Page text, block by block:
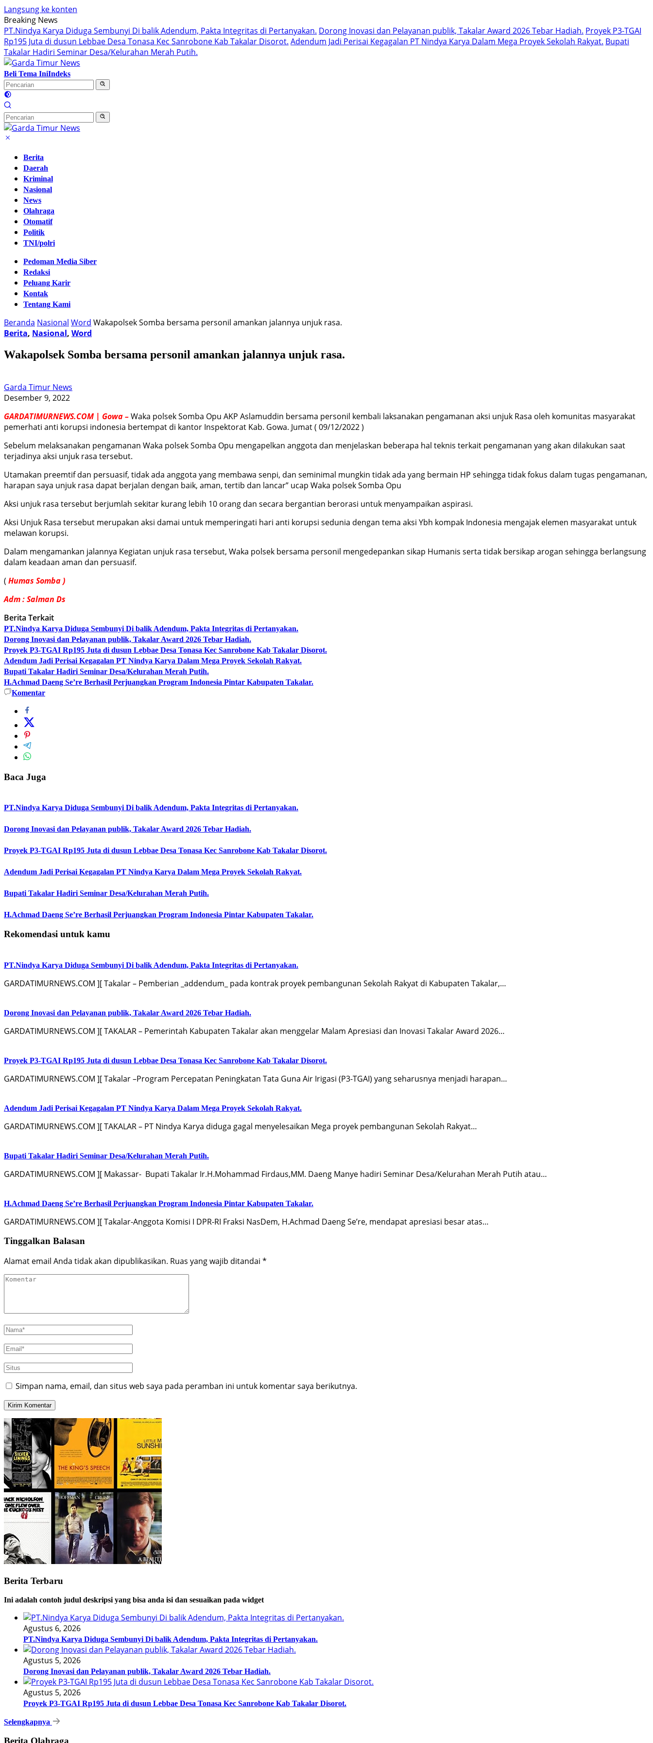
Langsung ke konten
Breaking News
PT.Nindya Karya Diduga Sembunyi Di balik Adendum, Pakta Integritas di Pertanyakan. Dorong Inovasi dan Pelayanan publik, Takalar Award 2026 Tebar Hadiah. Proyek P3-TGAI
Rp195 Juta di dusun Lebbae Desa Tonasa Kec Sanrobone Kab Takalar Disorot. Adendum Jadi Perisai Kegagalan PT Nindya Karya Dalam Mega Proyek Sekolah Rakyat. Bupati
Takalar Hadiri Seminar Desa/Kelurahan Merah Putih.
Beli Tema IniIndeks
Berita
Daerah
Kriminal
Nasional
News
Olahraga
Otomatif
Politik
TNI/polri
Pedoman Media Siber
Redaksi
Peluang Karir
Kontak
Tentang Kami
Beranda Nasional Word Wakapolsek Somba bersama personil amankan jalannya unjuk rasa.
Berita, Nasional, Word
Wakapolsek Somba bersama personil amankan jalannya unjuk rasa.
Garda Timur News
Desember 9, 2022
GARDATIMURNEWS.COM | Gowa –Waka polsek Somba Opu AKP Aslamuddin bersama personil kembali laksanakan pengamanan aksi unjuk Rasa oleh komunitas masyarakat
pemerhati anti korupsi indonesia bertempat di kantor Inspektorat Kab. Gowa. Jumat ( 09/12/2022 )
Sebelum melaksanakan pengamanan Waka polsek Somba Opu mengapelkan anggota dan menjelaskan beberapa hal teknis terkait pengamanan yang akan dilakukan saat
terjadinya aksi unjuk rasa tersebut.
Utamakan preemtif dan persuasif, tidak ada anggota yang membawa senpi, dan seminimal mungkin tidak ada yang bermain HP sehingga tidak fokus dalam tugas pengamanan,
harapan saya unjuk rasa dapat berjalan dengan baik, aman, tertib dan lancar” ucap Waka polsek Somba Opu
Aksi unjuk rasa tersebut berjumlah sekitar kurang lebih 10 orang dan secara bergantian berorasi untuk menyampaikan aspirasi.
Aksi Unjuk Rasa tersebut merupakan aksi damai untuk memperingati hari anti korupsi sedunia dengan tema aksi Ybh kompak Indonesia mengajak elemen masyarakat untuk
melawan korupsi.
Dalam mengamankan jalannya Kegiatan unjuk rasa tersebut, Waka polsek bersama personil mengedepankan sikap Humanis serta tidak bersikap arogan sehingga berlangsung
dalam keadaan aman dan persuasif.
( Humas Somba )
Adm : Salman Ds
Berita Terkait
PT.Nindya Karya Diduga Sembunyi Di balik Adendum, Pakta Integritas di Pertanyakan.
Dorong Inovasi dan Pelayanan publik, Takalar Award 2026 Tebar Hadiah.
Proyek P3-TGAI Rp195 Juta di dusun Lebbae Desa Tonasa Kec Sanrobone Kab Takalar Disorot.
Adendum Jadi Perisai Kegagalan PT Nindya Karya Dalam Mega Proyek Sekolah Rakyat.
Bupati Takalar Hadiri Seminar Desa/Kelurahan Merah Putih.
H.Achmad Daeng Se’re Berhasil Perjuangkan Program Indonesia Pintar Kabupaten Takalar.
Komentar
Baca Juga
PT.Nindya Karya Diduga Sembunyi Di balik Adendum, Pakta Integritas di Pertanyakan.
Dorong Inovasi dan Pelayanan publik, Takalar Award 2026 Tebar Hadiah.
Proyek P3-TGAI Rp195 Juta di dusun Lebbae Desa Tonasa Kec Sanrobone Kab Takalar Disorot.
Adendum Jadi Perisai Kegagalan PT Nindya Karya Dalam Mega Proyek Sekolah Rakyat.
Bupati Takalar Hadiri Seminar Desa/Kelurahan Merah Putih.
H.Achmad Daeng Se’re Berhasil Perjuangkan Program Indonesia Pintar Kabupaten Takalar.
Rekomendasi untuk kamu
PT.Nindya Karya Diduga Sembunyi Di balik Adendum, Pakta Integritas di Pertanyakan.
GARDATIMURNEWS.COM ][ Takalar – Pemberian _addendum_ pada kontrak proyek pembangunan Sekolah Rakyat di Kabupaten Takalar,…
Dorong Inovasi dan Pelayanan publik, Takalar Award 2026 Tebar Hadiah.
GARDATIMURNEWS.COM ][ TAKALAR – Pemerintah Kabupaten Takalar akan menggelar Malam Apresiasi dan Inovasi Takalar Award 2026…
Proyek P3-TGAI Rp195 Juta di dusun Lebbae Desa Tonasa Kec Sanrobone Kab Takalar Disorot.
GARDATIMURNEWS.COM ][ Takalar –Program Percepatan Peningkatan Tata Guna Air Irigasi (P3-TGAI) yang seharusnya menjadi harapan…
Adendum Jadi Perisai Kegagalan PT Nindya Karya Dalam Mega Proyek Sekolah Rakyat.
GARDATIMURNEWS.COM ][ TAKALAR – PT Nindya Karya diduga gagal menyelesaikan Mega proyek pembangunan Sekolah Rakyat…
Bupati Takalar Hadiri Seminar Desa/Kelurahan Merah Putih.
GARDATIMURNEWS.COM ][ Makassar-‍ Bupati Takalar Ir.H.Mohammad Firdaus,MM. Daeng Manye hadiri Seminar Desa/Kelurahan Merah Putih atau…
H.Achmad Daeng Se’re Berhasil Perjuangkan Program Indonesia Pintar Kabupaten Takalar.
GARDATIMURNEWS.COM ][ Takalar-Anggota Komisi I DPR-RI Fraksi NasDem, H.Achmad Daeng Se’re, mendapat apresiasi besar atas…
Tinggalkan Balasan
Alamat email Anda tidak akan dipublikasikan. Ruas yang wajib ditandai *
Simpan nama, email, dan situs web saya pada peramban ini untuk komentar saya berikutnya.
Berita Terbaru
Ini adalah contoh judul deskripsi yang bisa anda isi dan sesuaikan pada widget
Agustus 6, 2026
PT.Nindya Karya Diduga Sembunyi Di balik Adendum, Pakta Integritas di Pertanyakan.
Agustus 5, 2026
Dorong Inovasi dan Pelayanan publik, Takalar Award 2026 Tebar Hadiah.
Agustus 5, 2026
Proyek P3-TGAI Rp195 Juta di dusun Lebbae Desa Tonasa Kec Sanrobone Kab Takalar Disorot.
Selengkapnya
Berita Olahraga